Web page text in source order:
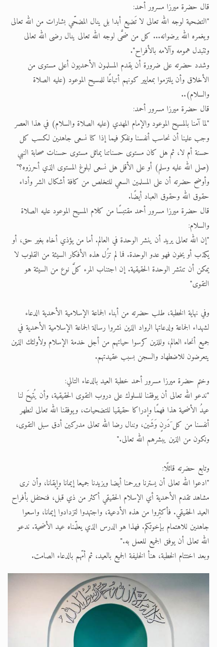
قال حضرة ميرزا مسرور أحمد:
"التضحية لوجه الله تعالى لا تَضيع أبدا بل ينال المضحّي بشارات من الله تعالى
ويغمره الله برضوانه... كل من ضحَّى لوجه الله تعالى ينال رضى الله تعالى
وتتبدل همومه وآلامه بالأفراح".
وشدد حضرته على ضرورة أن يقدم المسلمون الأحمديون أعلى مستوى من
الأخلاق وأن يلتزموا بمعايير كونهم أتباعًا للمسيح الموعود (عليه الصلاة
والسلام)..
قال حضرة ميرزا مسرور أحمد:
"لما آمنا بالمسيح الموعود والإمام المهدي (عليه الصلاة والسلام) في هذا العصر
وجب علينا أن نحاسب أنفسنا ونفكر فيما إذا كنا نسعى جاهدين لكسب كل
حسنة أم لا، ثم هل كان مستوى حسناتنا يماثل مستوى حسنات صحابة النبي
(صلى الله عليه وسلم) أو على الأقل هل نسعى لبلوغ المستوى الذي أحرزوه؟"
وأوضح حضرته أن على المسلمين السعي للتخلص من كافة أشكال الشر وأداء
حقوق الله وحقوق العباد أيضًا.
قال حضرة ميرزا مسرور أحمد مقتبسًا من كلام المسيح الموعود عليه الصلاة
والسلام:
"إن الله تعالى يريد أن ينشر الوحدة في العالم. أما من يؤذي أخاه بغير حق، أو
يكذب أو يخون فهو عدو الوحدة. فما لم تزُل هذه الأفكار السيئة من القلوب لا
يمكن أن تنتشر الوحدة الحقيقية. إن اجتناب المرء كلَّ نوع من السيئة هو
التقوى"
وفي نهاية الخطبة، طلب حضرته من أبناء الجماعة الإسلامية الأحمدية الدعاء
لشهداء الجماعة ولدعاتها الرواد الذين نشروا رسالة الجماعة الإسلامية الأحمدية في
جميع أنحاء العالم، وللذين كرسوا حياتهم من أجل خدمة الإسلام ولأولئك الذين
يتعرضون للاضطهاد والسجن بسبب عقيدتهم.
وختم حضرة ميرزا مسرور أحمد خطبة العيد بالدعاء التالي:
"ندعو الله تعالى أن يوفقنا للسلوك على دروب التقوى الحقيقية، وأن يُتيحَ لنا
عيدُ الأضحية هذا فهمًا وإدراكا حقيقيا للتضحيات، ويوفقنا الله تعالى لنطهر
أنفسنا من كل َدَرنٍ وَشَين، وننال رضا الله تعالى مدركين أدق سبل التقوى،
ونكون من الذين يبشرهم الله تعالى."
وتابع حضرته قائلًا:
"ادعوا الله تعالى أن يسترنا ويرحمنا أيضا ويزيدنا جميعا إيمانا وإيقانا، وأن نرى
مشاهد تقدم الأحمدية أي الإسلام الحقيقي أكثر من ذي قبل، فنحتفل بأفراح
العيد الحقيقي. فأكثِروا من هذه الأدعية، واجتهدوا لتزدادوا إيمانا، واسعوا
جاهدين للاهتمام بإخوتكم. فهذا هو الدرس الذي يعلّمناه عيد الأضحية. ندعو
الله تعالى أن يوفق الجميع للعمل به."
وبعد اختتام الخطبة، هنأ الخليفة الجميع بالعيد، ثم أمّهم بالدعاء الصامت.